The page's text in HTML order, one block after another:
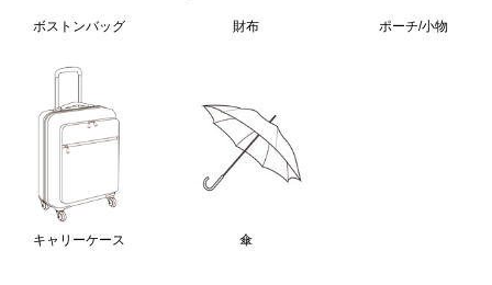
ボストンバッグ 財布 ポーチ/小物
キャリーケース 傘